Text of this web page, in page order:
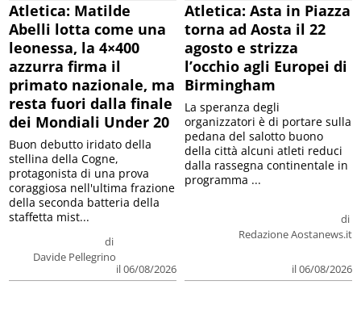
Atletica: Matilde
Abelli lotta come una
leonessa, la 4×400
azzurra firma il
primato nazionale, ma
resta fuori dalla finale
dei Mondiali Under 20
di
Davide Pellegrino
il 06/08/2026
Buon debutto iridato della
stellina della Cogne,
protagonista di una prova
coraggiosa nell'ultima frazione
della seconda batteria della
staffetta mist...
Atletica: Asta in Piazza
torna ad Aosta il 22
agosto e strizza
l’occhio agli Europei di
Birmingham
di
Redazione Aostanews.it
il 06/08/2026
La speranza degli
organizzatori è di portare sulla
pedana del salotto buono
della città alcuni atleti reduci
dalla rassegna continentale in
programma ...